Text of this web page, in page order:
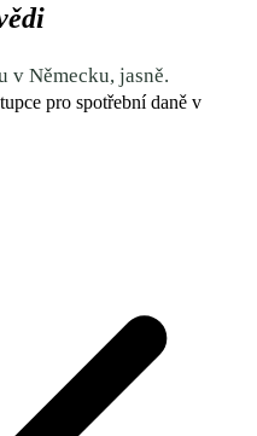
v Německu, jasně.
pro spotřební daně v